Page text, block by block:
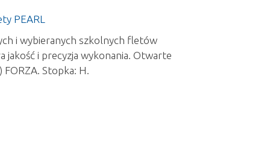
PEARL
i wybieranych szkolnych fletów
jakość i precyzja wykonania. Otwarte
FORZA. Stopka: H.